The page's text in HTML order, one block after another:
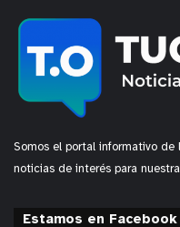
Somos el portal informativo de
noticias de interés para
Estamos en Facebook